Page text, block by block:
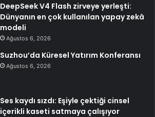
DeepSeek V4 Flash zirveye yerleşti:
Dünyanın en çok kullanılan yapay zekâ
modeli
Ağustos 6, 2026
Suzhou’da Küresel Yatırım Konferansı
Ağustos 6, 2026
Ses kaydı sızdı: Eşiyle çektiği cinsel
içerikli kaseti satmaya çalışıyor